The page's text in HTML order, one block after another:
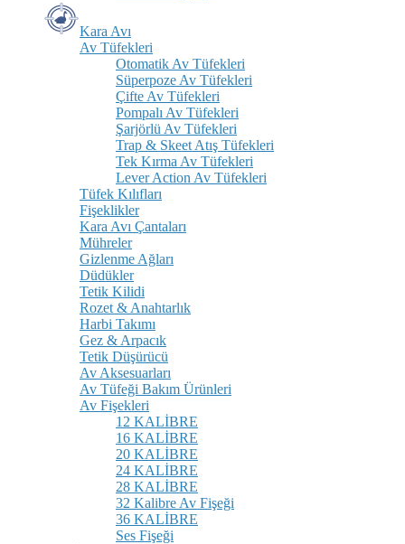
Kara Avı
Av Tüfekleri
Otomatik Av Tüfekleri
Süperpoze Av Tüfekleri
Çifte Av Tüfekleri
Pompalı Av Tüfekleri
Şarjörlü Av Tüfekleri
Trap & Skeet Atış Tüfekleri
Tek Kırma Av Tüfekleri
Lever Action Av Tüfekleri
Tüfek Kılıfları
Fişeklikler
Kara Avı Çantaları
Mühreler
Gizlenme Ağları
Düdükler
Tetik Kilidi
Rozet & Anahtarlık
Harbi Takımı
Gez & Arpacık
Tetik Düşürücü
Av Aksesuarları
Av Tüfeği Bakım Ürünleri
Av Fişekleri
12 KALİBRE
16 KALİBRE
20 KALİBRE
24 KALİBRE
28 KALİBRE
32 Kalibre Av Fişeği
36 KALİBRE
Ses Fişeği